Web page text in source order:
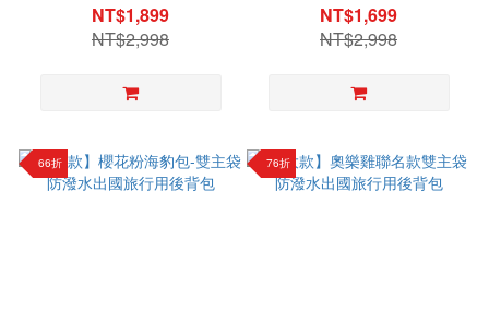
NT$1,899
NT$2,998
NT$1,699
NT$2,998
66折 76折